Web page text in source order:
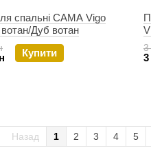
спальні CAMA Vigo
Дуб вотан
Купити 3
3
Назад 1 2 3 4 5